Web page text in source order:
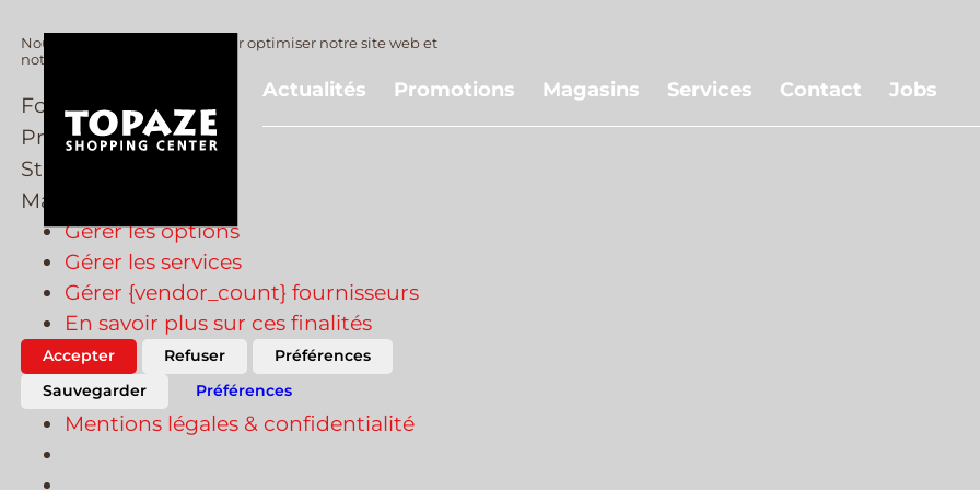
Nous utilisons des cookies pour optimiser notre site web et
notre service.
Fonctionnel
Preferences
Preferences
Statistiques
Marketing
Gérer les options
Gérer les services
Gérer {vendor_count} fournisseurs
En savoir plus sur ces finalités
Accepter Refuser
Préférences
Sauvegarder
Préférences
Mentions légales & confidentialité
main
content
Actualités Promotions Magasins Services Contact Jobs